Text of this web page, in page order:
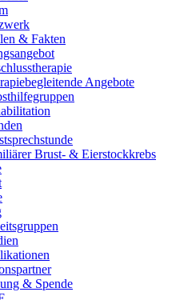
& Fakten
Angebote
Brust- & Eierstockkrebs
& Spende